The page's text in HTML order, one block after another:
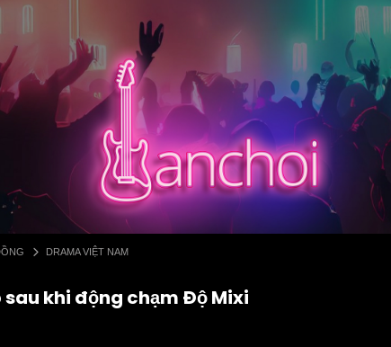
DRAMA VIỆT NAM
khi động chạm Độ Mixi